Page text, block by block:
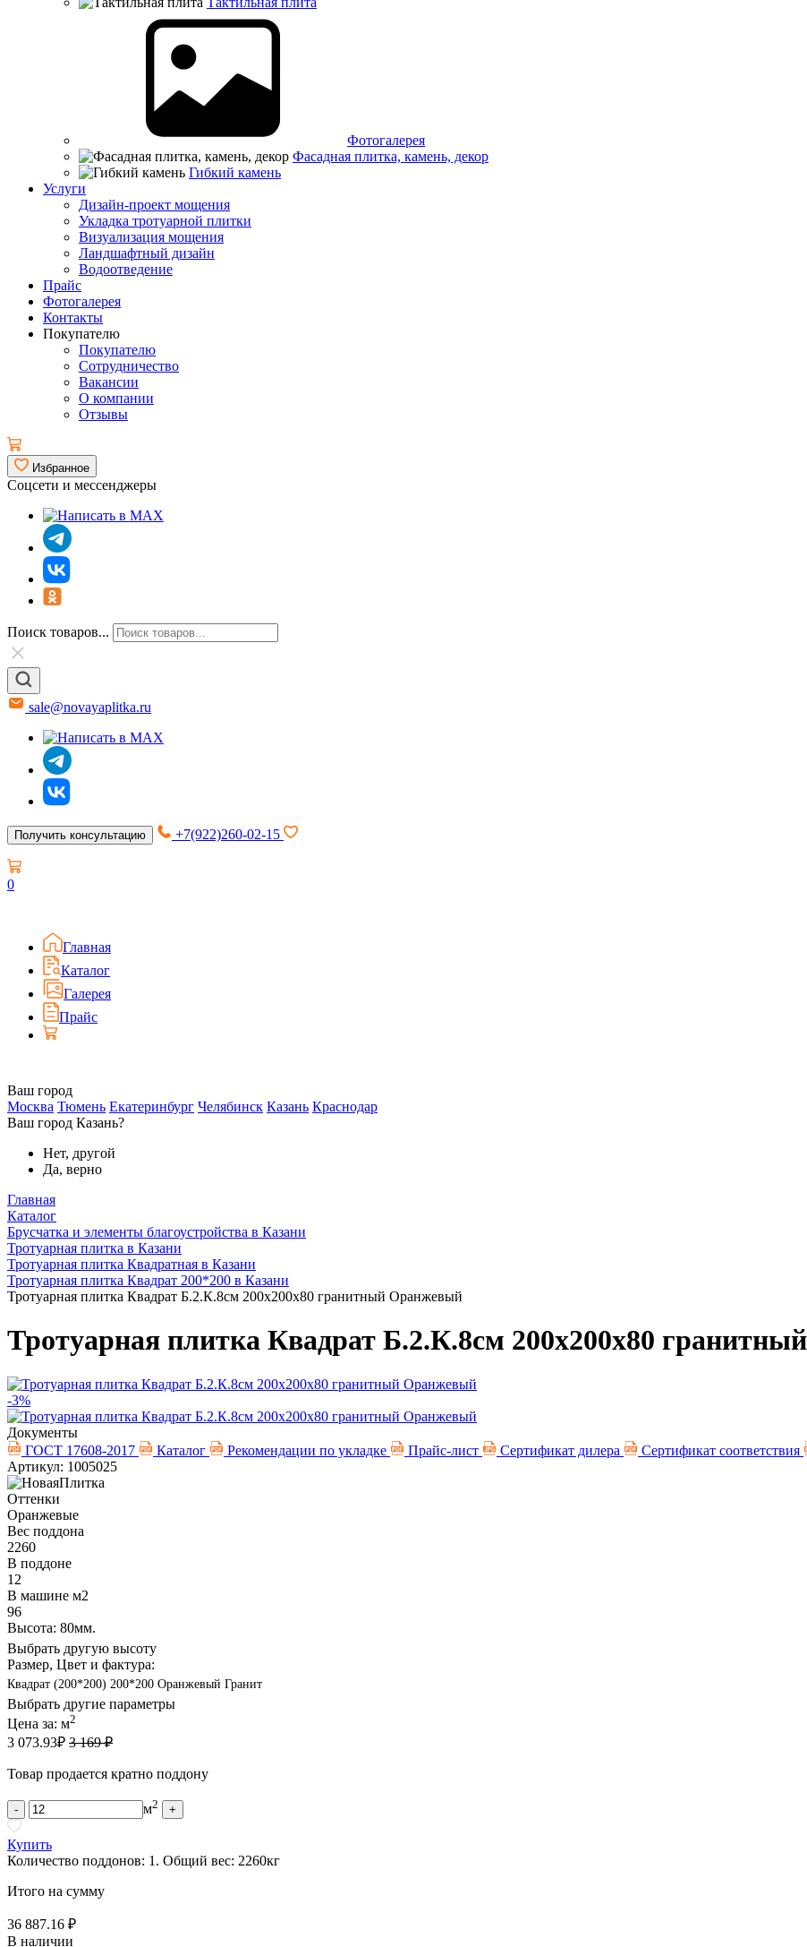
Фотогалерея
Фасадная плитка, камень, декор
Гибкий камень
Услуги
Дизайн-проект мощения
Укладка тротуарной плитки
Визуализация мощения
Ландшафтный дизайн
Водоотведение
Прайс
Фотогалерея
Контакты
Покупателю
Покупателю
Сотрудничество
Вакансии
О компании
Отзывы
Избранное
Соцсети и мессенджеры
Поиск товаров...
sale@novayaplitka.ru
Получить консультацию +7(922)260-02-15
0
Главная
Каталог
Галерея
Прайс
Ваш город
Москва Тюмень Екатеринбург Челябинск Казань Краснодар
Ваш город Казань?
Нет, другой
Да, верно
Главная
Каталог
Брусчатка и элементы благоустройства в Казани
Тротуарная плитка в Казани
Тротуарная плитка Квадратная в Казани
Тротуарная плитка Квадрат 200*200 в Казани
Тротуарная плитка Квадрат Б.2.К.8см 200х200х80 гранитный Оранжевый
Тротуарная плитка Квадрат Б.2.К.8см 200х200х80
-3%
Документы
ГОСТ 17608-2017
Каталог Рекомендации по укладке Прайс-лист Сертификат дилера Сертификат соответствия
Артикул: 1005025
Оттенки
Оранжевые
Вес поддона
2260
В поддоне
12
В машине м2
96
Высота: 80мм.
Выбрать другую высоту
Размер, Цвет и фактура:
Квадрат (200*200) 200*200 Оранжевый Гранит
Выбрать другие параметры
Цена за: м2
3 073.93₽ 3 169 ₽
Товар продается кратно поддону
- м2 +
Купить
Количество поддонов: 1 . Общий вес: 2260кг
Итого на сумму
36 887.16 ₽
В наличии